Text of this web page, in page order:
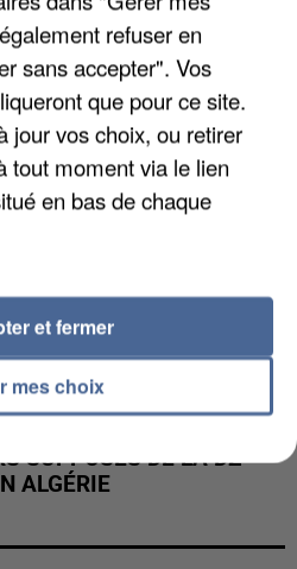
SUPPOSÉS DE LA DZ
ALGÉRIE
refuser en
sans accepter". Vos
que pour ce site.
jour vos choix, ou retirer
tout moment via le lien
en bas de chaque
mes choix
et fermer